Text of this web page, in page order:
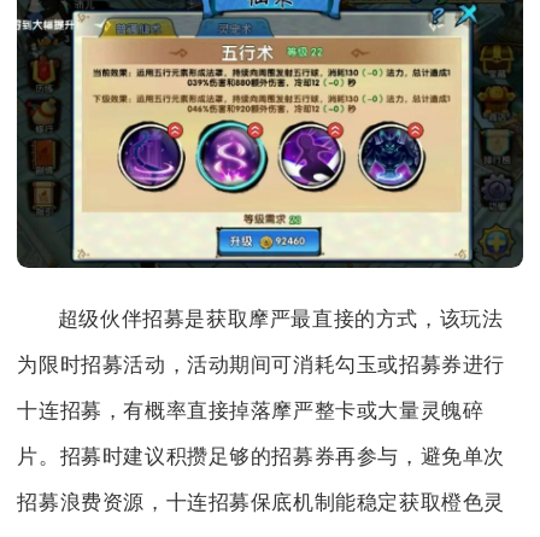
超级伙伴招募是获取摩严最直接的方式，该玩法
为限时招募活动，活动期间可消耗勾玉或招募券进行
十连招募，有概率直接掉落摩严整卡或大量灵魄碎
片。招募时建议积攒足够的招募券再参与，避免单次
招募浪费资源，十连招募保底机制能稳定获取橙色灵